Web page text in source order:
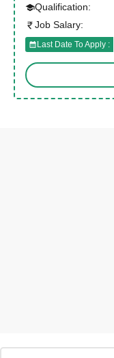
Qualification:
Job Salary:
Last Date To Apply :